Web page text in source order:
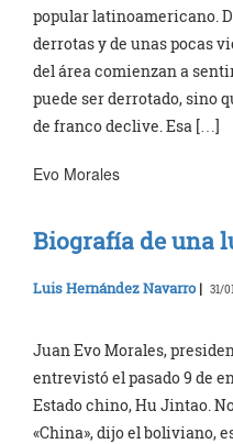
popular latinoamericano.
derrotas y de unas pocas
del área comienzan a
puede ser derrotado, sino
de franco declive. Esa […]
Evo Morales
Biografía de una
Luis Hernández Navarro| 31/
Juan Evo Morales,
entrevistó el pasado 9 de
Estado chino, Hu Jintao.
«China», dijo el boliviano,